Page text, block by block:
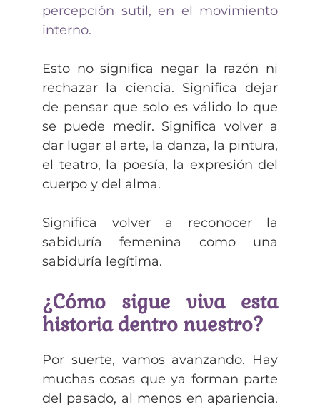
percepción sutil, en el movimiento
interno.
Esto no significa negar la razón ni
rechazar la ciencia. Significa dejar
de pensar que solo es válido lo que
se puede medir. Significa volver a
dar lugar al arte, la danza, la pintura,
el teatro, la poesía, la expresión del
cuerpo y del alma.
Significa volver a reconocer la
sabiduría femenina como una
sabiduría legítima.
¿Cómo sigue viva esta
historia dentro nuestro?
Por suerte, vamos avanzando. Hay
muchas cosas que ya forman parte
del pasado, al menos en apariencia.